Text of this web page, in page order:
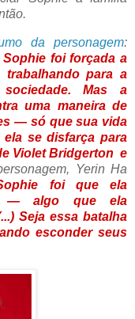
da personagem:
foi forçada a
para a
Mas a
uma maneira de
— só que sua vida
se disfarça para
Violet Bridgerton e
Yerin Ha
foi que ela
— algo que ela
Seja essa batalha
esconder seus